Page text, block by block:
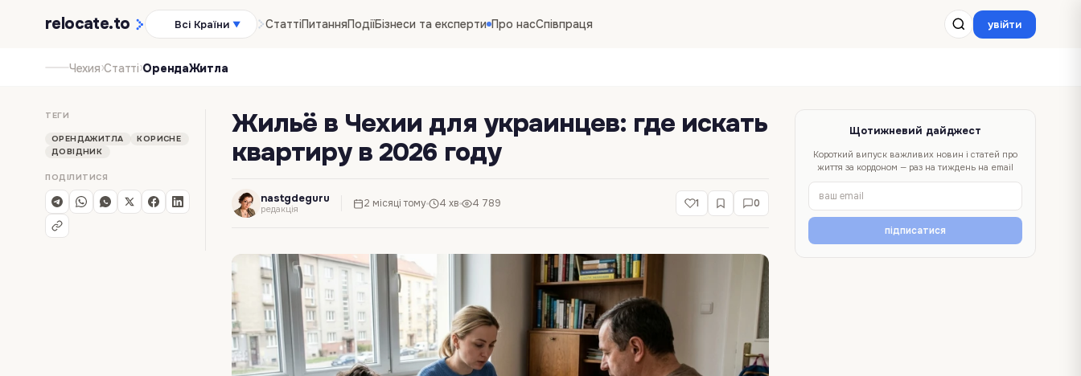
relocate.to Всі Країни ▼ СтаттіПитанняПодіїБізнеси та експерти Про насСпівпраця увійти
Чехия›Статті›ОрендаЖитла
ТЕГИ
ОРЕНДАЖИТЛА
КОРИСНЕ
ДОВІДНИК
ПОДІЛИТИСЯ
Жильё в Чехии для украинцев: где искать
квартиру в 2026 году
nastgdeguru
редакція 2 місяці тому 4 хв 4 789 1 0
Щотижневий дайджест
Короткий випуск важливих новин і статей про
життя за кордоном — раз на тиждень на email
підписатися